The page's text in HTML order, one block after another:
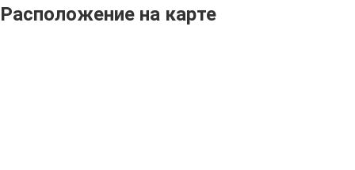
Расположение на карте